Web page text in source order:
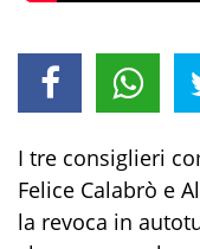
I tre consiglieri
Felice Calabrò e
la revoca in